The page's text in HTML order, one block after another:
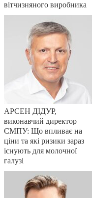
вітчизняного виробника
АРСЕН ДІДУР,
виконавчий директор
СМПУ: Що впливає на
ціни та які ризики зараз
існують для молочної
галузі